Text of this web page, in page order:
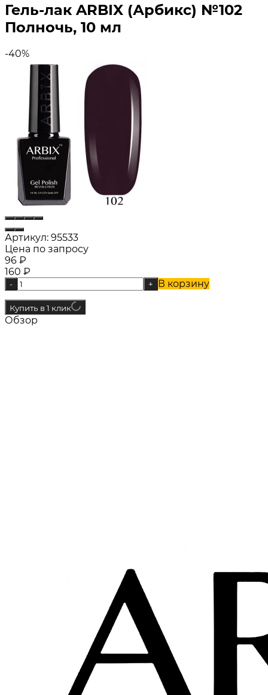
Гель-лак ARBIX (Арбикс) №102
Полночь, 10 мл
-40%
Артикул: 95533
Цена по запросу
96 ₽
160 ₽
- + В корзину
Купить в 1 клик
Обзор